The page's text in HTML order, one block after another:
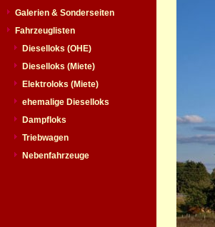
Galerien & Sonderseiten
Fahrzeuglisten
Dieselloks (OHE)
Dieselloks (Miete)
Elektroloks (Miete)
ehemalige Dieselloks
Dampfloks
Triebwagen
Nebenfahrzeuge